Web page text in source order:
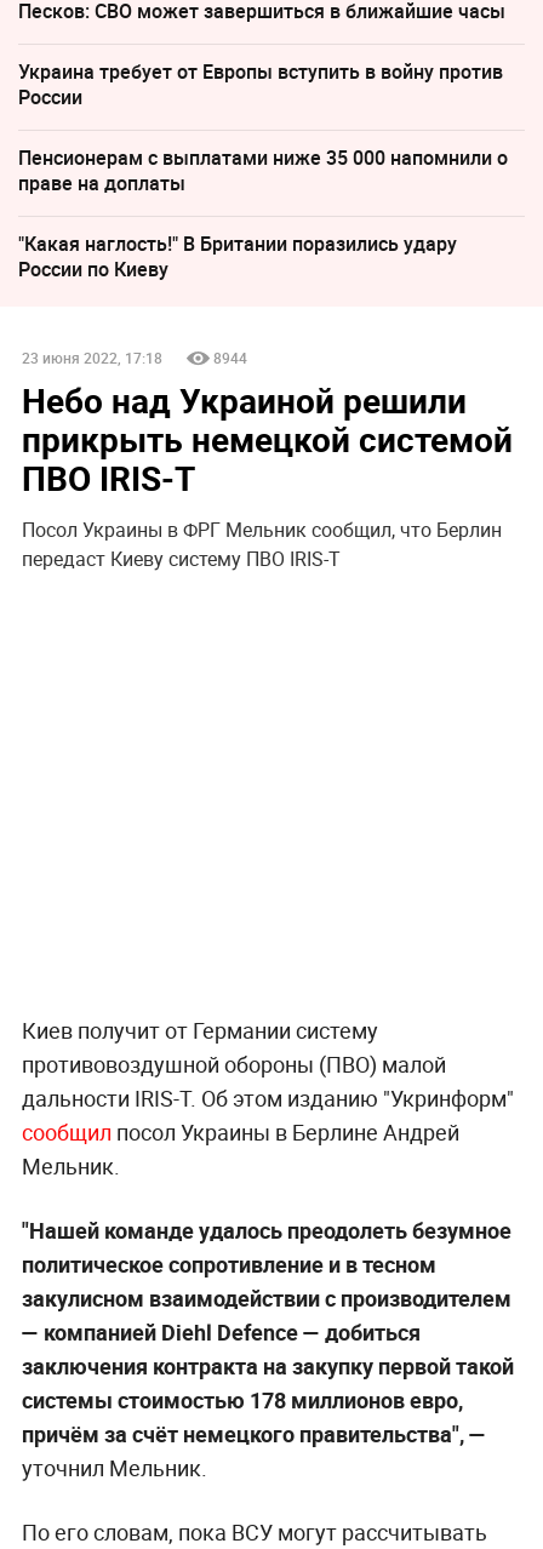
Песков: СВО может завершиться в ближайшие часы
Украина требует от Европы вступить в войну против
России
Пенсионерам с выплатами ниже 35 000 напомнили о
праве на доплаты
"Какая наглость!" В Британии поразились удару
России по Киеву
23 июня 2022, 17:18 8944
Небо над Украиной решили
прикрыть немецкой системой
ПВО IRIS-T
Посол Украины в ФРГ Мельник сообщил, что Берлин
передаст Киеву систему ПВО IRIS-T
Киев получит от Германии систему
противовоздушной обороны (ПВО) малой
дальности IRIS-T. Об этом изданию "Укринформ"
сообщил посол Украины в Берлине Андрей
Мельник.
"Нашей команде удалось преодолеть безумное
политическое сопротивление и в тесном
закулисном взаимодействии с производителем
— компанией Diehl Defence— добиться
заключения контракта на закупку первой такой
системы стоимостью 178 миллионов евро,
причём за счёт немецкого правительства", —
уточнил Мельник.
По его словам, пока ВСУ могут рассчитывать